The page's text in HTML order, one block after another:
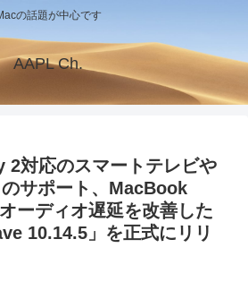
の話題が中心です
AAPL Ch.
対応のスマートテレビや
サポート、MacBook
ーディオ遅延を改善した
10.14.5」を正式にリリ